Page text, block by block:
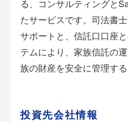
る、コンサルティングと
たサービスです。司法書
サポートと、信託口口座
テムにより、家族信託の
族の財産を安全に管理する
投資先会社情報